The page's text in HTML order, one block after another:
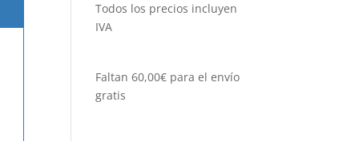
Todos los precios incluyen
IVA
Faltan60,00€ para el envío
gratis